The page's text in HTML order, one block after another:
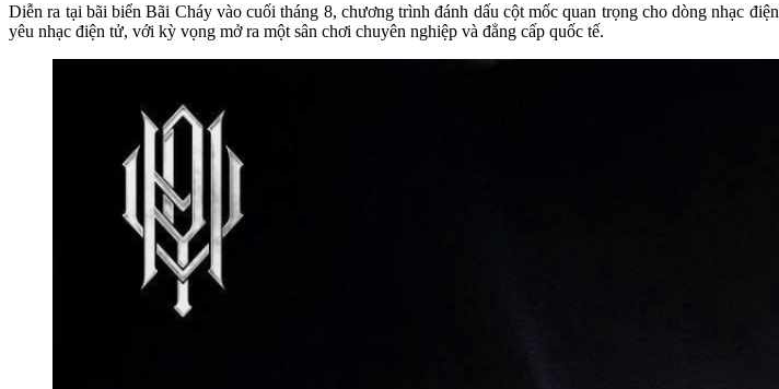
Diễn ra tại bãi biển Bãi Cháy vào cuối tháng 8, chương trình đánh dấu cột mốc quan trọng cho dòng nhạc
yêu nhạc điện tử, với kỳ vọng mở ra một sân chơi chuyên nghiệp và đẳng cấp quốc tế.